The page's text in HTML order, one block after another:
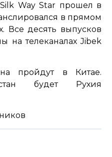
Way Star прошел в
в прямом
Все десять выпусков
на телеканалах Jibek
пройдут в Китае.
будет Рухия